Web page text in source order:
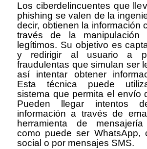
Los ciberdelincuentes que
phishing se valen de la
decir, obtienen la información
través de la manipulación
legítimos. Su objetivo es
y redirigir al usuario a
fraudulentas que simulan ser
así intentar obtener
Esta técnica puede
sistema que permita el envío
Pueden llegar intentos
información a través de
herramienta de
como puede ser WhatsApp,
social o por mensajes SMS.